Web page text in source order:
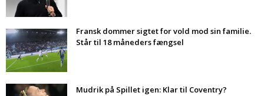
Fransk dommer sigtet for vold mod sin familie.
Står til 18 måneders fængsel
Mudrik på Spillet igen: Klar til Coventry?